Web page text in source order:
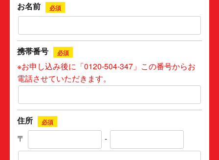
お名前 必須
携帯番号 必須
※お申し込み後に「0120-504-347」この番号からお
電話させていただきます。
住所 必須
〒 -